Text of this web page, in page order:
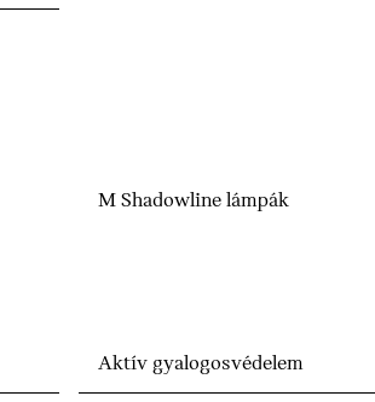
M Shadowline lámpák
Aktív gyalogosvédelem